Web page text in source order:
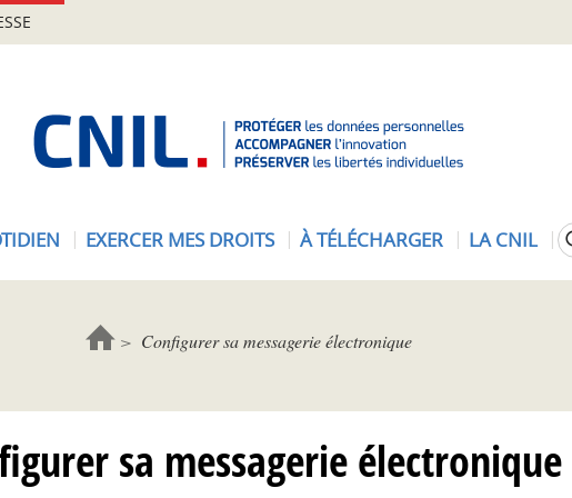
EXERCER MES DROITS À TÉLÉCHARGER LA CNIL
Configurer sa messagerie électronique
sa messagerie électronique